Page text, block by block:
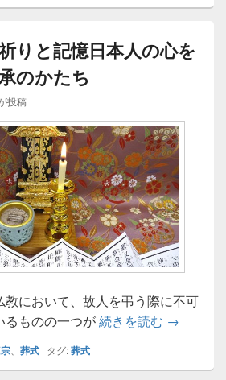
りと記憶日本人の心を
のかたち
投稿
教において、故人を弔う際に不可
るものの一つが続きを読む 位牌に込
→
葬式 | タグ:葬式